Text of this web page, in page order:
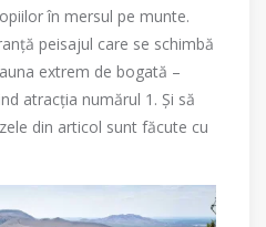
în mersul pe munte.
peisajul care se schimbă
extrem de bogată –
atracția numărul 1. Și să
din articol sunt făcute cu